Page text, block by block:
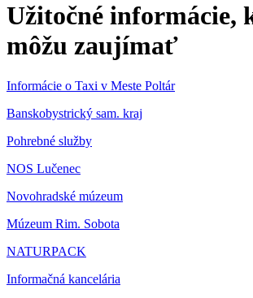
Užitočné informácie,
môžu zaujímať
Informácie o Taxi v Meste Poltár
Banskobystrický sam. kraj
Pohrebné služby
NOS Lučenec
Novohradské múzeum
Múzeum Rim. Sobota
NATURPACK
Informačná kancelária